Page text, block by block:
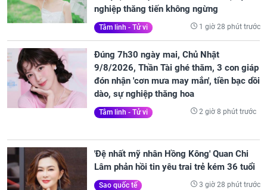
nghiệp thăng tiến không ngừng
Tâm linh - Tử vi 1 giờ 28 phút trước
Đúng 7h30 ngày mai, Chủ Nhật
9/8/2026, Thần Tài ghé thăm, 3 con giáp
đón nhận 'cơn mưa may mắn', tiền bạc dồi
dào, sự nghiệp thăng hoa
Tâm linh - Tử vi 2 giờ 8 phút trước
'Đệ nhất mỹ nhân Hồng Kông' Quan Chi
Lâm phản hồi tin yêu trai trẻ kém 36 tuổi
Sao quốc tế 3 giờ 28 phút trước